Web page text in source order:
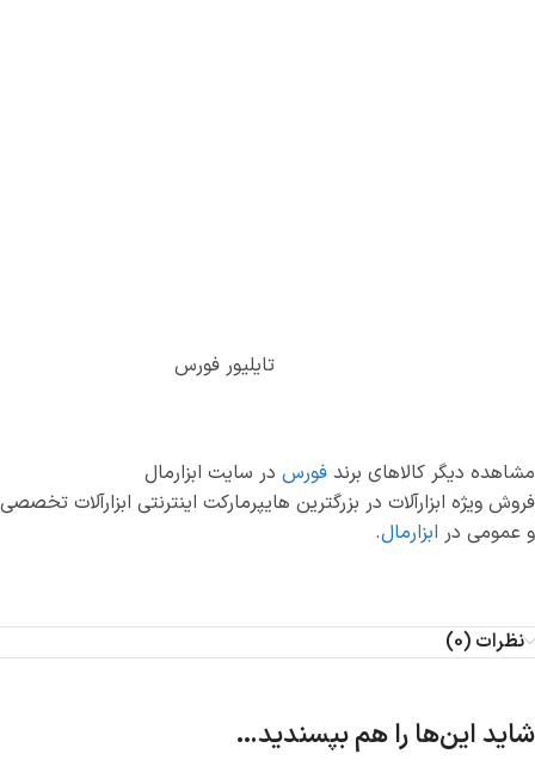
تایلیور فورس
مشاهده دیگر کالاهای برند فورس در سایت ابزارمال
فروش ویژه ابزارآلات در بزرگترین هایپرمارکت اینترنتی ابزارآلات تخصصی
و عمومی در ابزارمال.
نظرات (0)
شاید این‌ها را هم بپسندید…